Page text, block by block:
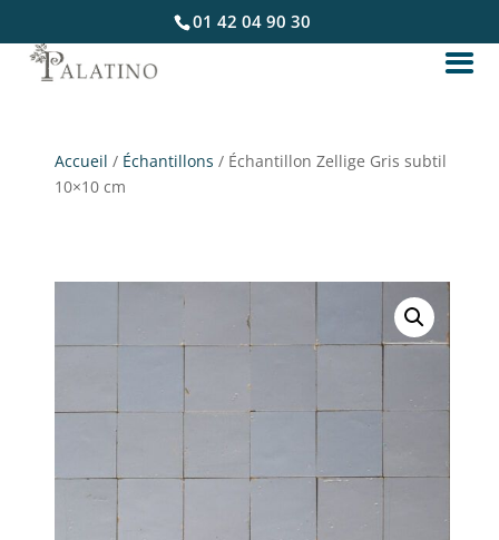
01 42 04 90 30
Accueil / Échantillons / Échantillon Zellige Gris subtil
10×10 cm